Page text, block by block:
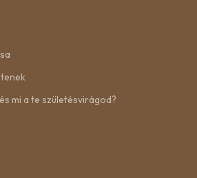
mi a te születésvirágod?